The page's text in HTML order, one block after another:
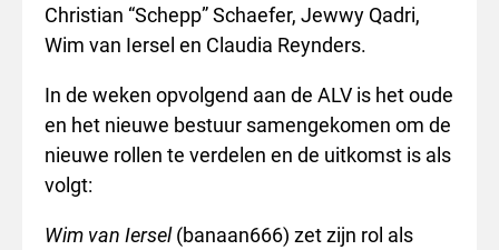
Christian “Schepp” Schaefer, Jewwy Qadri,
Wim van Iersel en Claudia Reynders.
In de weken opvolgend aan de ALV is het oude
en het nieuwe bestuur samengekomen om de
nieuwe rollen te verdelen en de uitkomst is als
volgt:
Wim van Iersel(banaan666) zet zijn rol als